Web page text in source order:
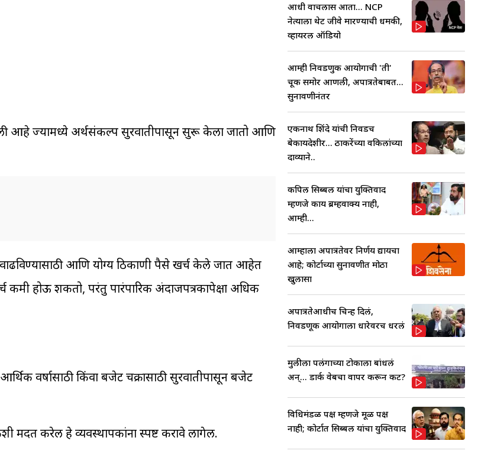
आहे ज्यामध्ये अर्थसंकल्प सुरवातीपासून सुरू केला जातो आणि
वाढविण्यासाठी आणि योग्य ठिकाणी पैसे खर्च केले जात आहेत
होऊ शकतो, परंतु पारंपारिक अंदाजपत्रकापेक्षा अधिक
वर्षासाठी किंवा बजेट चक्रासाठी सुरवातीपासून बजेट
मदत करेल हे व्यवस्थापकांना स्पष्ट करावे लागेल.
आधी वाचलास आता... NCP
नेत्याला थेट जीवे मारण्याची धमकी,
व्हायरल ऑडियो
आम्ही निवडणुक आयोगाची 'ती'
चूक समोर आणली, अपात्रतेबाबत...
सुनावणीनंतर
एकनाथ शिंदे यांची निवडच
बेकायदेशीर... ठाकरेंच्या वकिलांच्या
दाव्याने..
कपिल सिब्बल यांचा युक्तिवाद
म्हणजे काय ब्रम्हवाक्य नाही,
आम्ही...
आम्हाला अपात्रतेवर निर्णय द्यायचा
आहे; कोर्टाच्या सुनावणीत मोठा
खुलासा
अपात्रतेआधीच चिन्ह दिलं,
निवडणूक आयोगाला धारेवरच धरलं
मुलीला पलंगाच्या टोकाला बांधलं
अन्... डार्क वेबचा वापर करून कट?
विधिमंडळ पक्ष म्हणजे मूळ पक्ष
नाही; कोर्टात सिब्बल यांचा युक्तिवाद